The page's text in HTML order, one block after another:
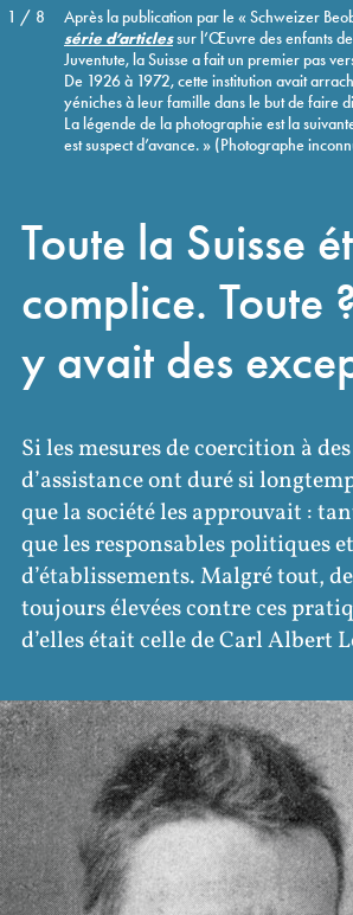
1 / 8
Après la publication par le « Schweizer
série d’articlessur l’Œuvre des enfants
Juventute, la Suisse a fait un premier pas
De 1926 à 1972, cette institution avait
yéniches à leur famille dans le but de faire
La légende de la photographie est la
est suspect d’avance. » (Photographe
Toute la Suisse
complice. Toute
y avait des
Si les mesures de coercition à
d’assistance ont duré si
que la société les approuvait :
que les responsables politiques
d’établissements. Malgré tout,
toujours élevées contre ces
d’elles était celle de Carl Albert